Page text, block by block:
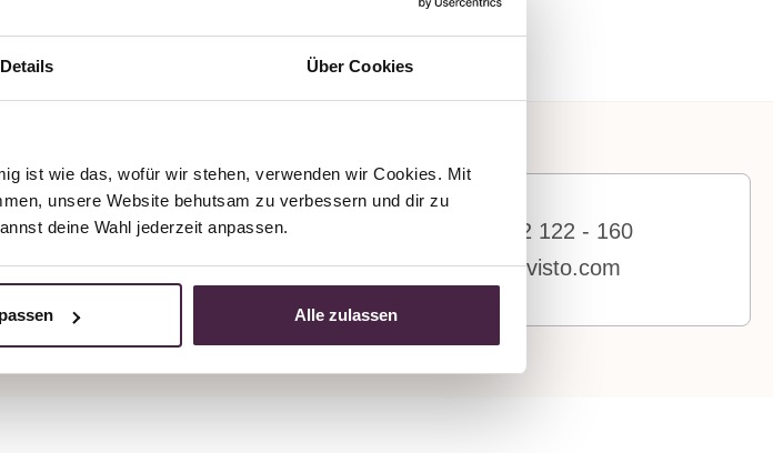
Details Über Cookies
ist wie das, wofür wir stehen, verwenden wir Cookies. Mit
unsere Website behutsam zu verbessern und dir zu
deine Wahl jederzeit anpassen.
Alle zulassen
+43 7619 22 122 - 160
stones@mevisto.com